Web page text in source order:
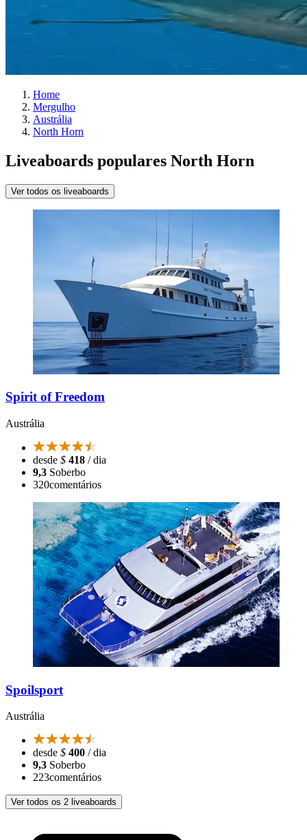
Home
Mergulho
Austrália
North Horn
Liveaboards populares North Horn
Ver todos os liveaboards
Spirit of Freedom
Austrália
desde $ 418 / dia
9,3 Soberbo
320comentários
Spoilsport
Austrália
desde $ 400 / dia
9,3 Soberbo
223comentários
Ver todos os 2 liveaboards